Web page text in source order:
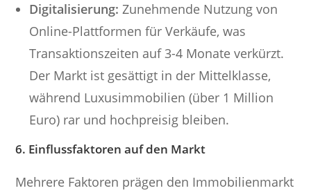
Digitalisierung: Zunehmende Nutzung von
Online-Plattformen für Verkäufe, was
Transaktionszeiten auf 3-4 Monate verkürzt.
Der Markt ist gesättigt in der Mittelklasse,
während Luxusimmobilien (über 1 Million
Euro) rar und hochpreisig bleiben.
6. Einflussfaktoren auf den Markt
Mehrere Faktoren prägen den Immobilienmarkt